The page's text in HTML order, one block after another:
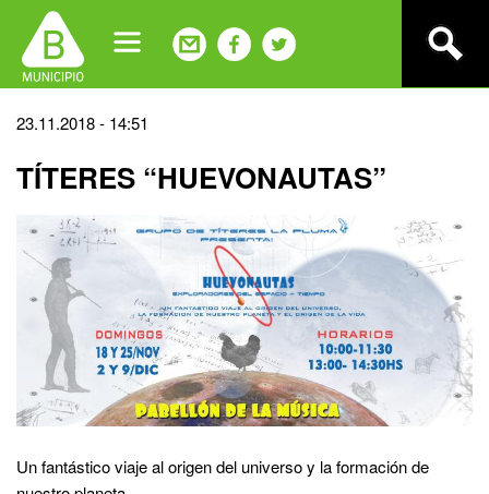
navigation
Back
top
23.11.2018 - 14:51
TÍTERES “HUEVONAUTAS”
Un fantástico viaje al origen del universo y la formación de